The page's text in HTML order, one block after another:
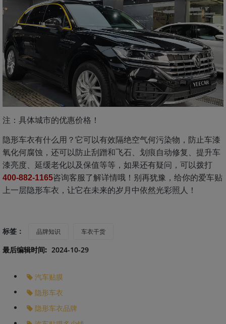
注：具体城市的优惠价格！
隐形车衣有什么用？它可以有效隔绝空气何污染物，防止车漆
氧化何腐蚀，还可以防止刮蹭和飞石、划痕自动修复、提升车
漆亮度、延缓老化以及保值等等，如果还有疑问，可以拨打
400-882-1165咨询客服了解详情哦！别再犹豫，给你的爱车贴
上一层隐形车衣，让它在未来的岁月中依然光彩照人！
标签： 品牌知识 车衣干货
最后编辑时间: 2024-10-29
汽车贴膜
隐形车衣
隐形车衣品牌